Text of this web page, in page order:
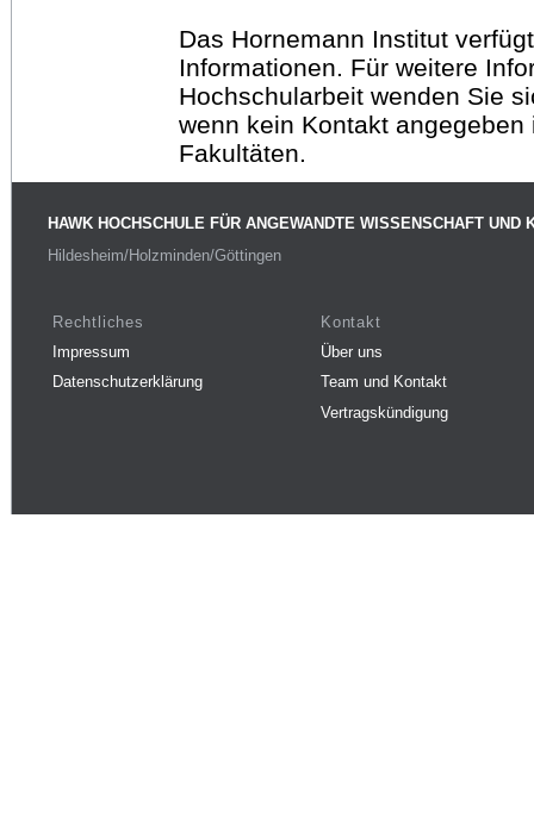
Das Hornemann Institut
Informationen. Für weitere
Hochschularbeit wenden Sie
wenn kein Kontakt
Fakultäten.
HAWK HOCHSCHULE FÜR ANGEWANDTE WISSENSCHAFT UND
Hildesheim/Holzminden/Göttingen
Rechtliches
Impressum
Datenschutzerklärung
Kontakt
Über uns
Team und Kontakt
Vertragskündigung